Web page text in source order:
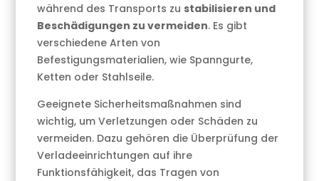
während des Transports zu stabilisieren und
Beschädigungen zu vermeiden. Es gibt
verschiedene Arten von
Befestigungsmaterialien, wie Spanngurte,
Ketten oder Stahlseile.
Geeignete Sicherheitsmaßnahmen sind
wichtig, um Verletzungen oder Schäden zu
vermeiden. Dazu gehören die Überprüfung der
Verladeeinrichtungen auf ihre
Funktionsfähigkeit, das Tragen von